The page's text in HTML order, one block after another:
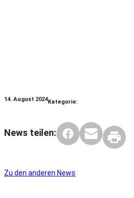
14. August 2024Kategorie:
News teilen:
Zu den anderen News